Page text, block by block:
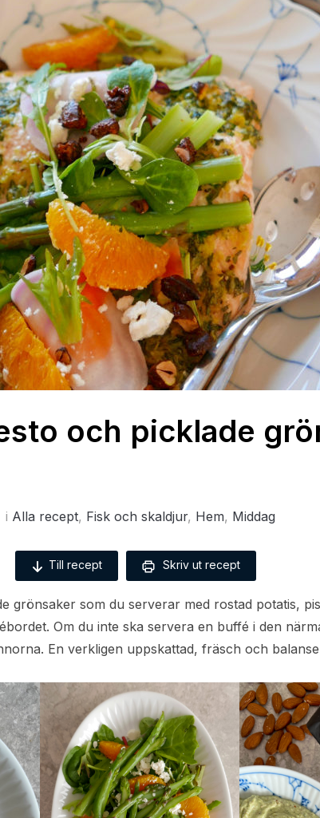
och picklade
i Alla recept, Fisk och skaldjur, Hem, Middag
Till recept Skriv ut recept
grönsaker som du serverar med rostad potatis,
Om du inte ska servera en buffé i den
En verkligen uppskattad, fräsch och